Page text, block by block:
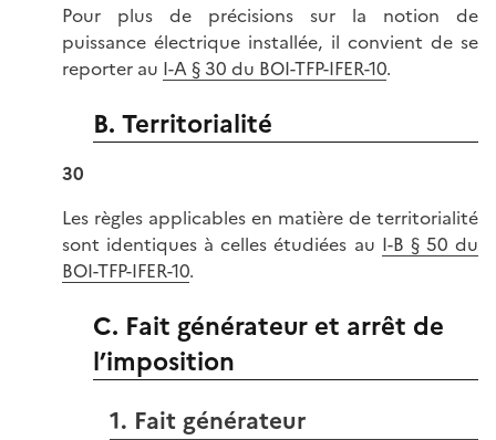
Pour plus de précisions sur la notion de
puissance électrique installée, il convient de se
reporter au I-A § 30 du BOI-TFP-IFER-10.
B. Territorialité
30
Les règles applicables en matière de territorialité
sont identiques à celles étudiées au I-B § 50 du
BOI-TFP-IFER-10.
C. Fait générateur et arrêt de
l’imposition
1. Fait générateur